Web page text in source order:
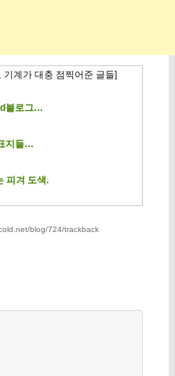
계가 대충 점찍어준 글들]
블로그…
지들…
피겨 도색.
blog/724/trackback